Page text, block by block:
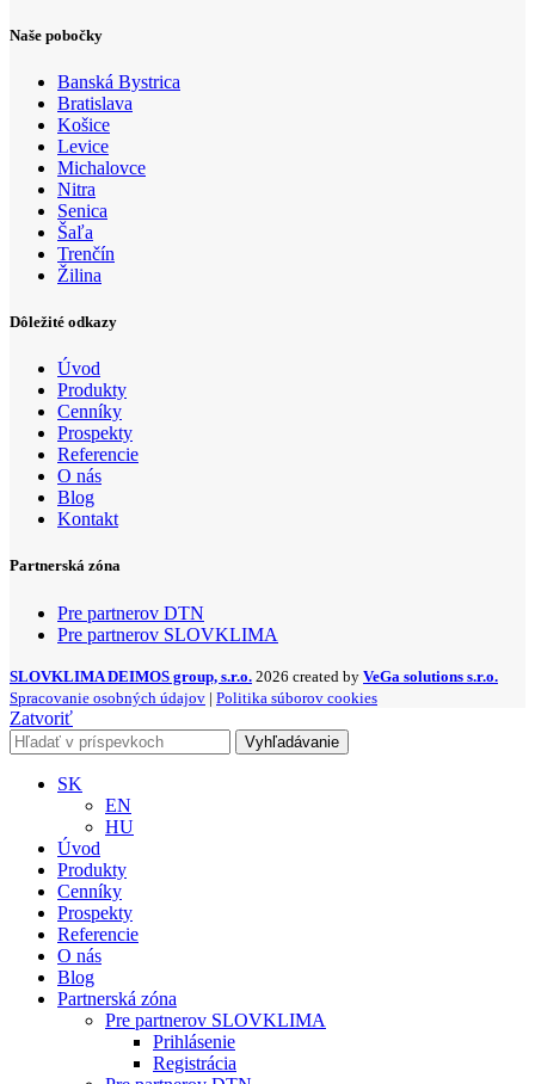
Naše pobočky
Banská Bystrica
Bratislava
Košice
Levice
Michalovce
Nitra
Senica
Šaľa
Trenčín
Žilina
Dôležité odkazy
Úvod
Produkty
Cenníky
Prospekty
Referencie
O nás
Blog
Kontakt
Partnerská zóna
Pre partnerov DTN
Pre partnerov SLOVKLIMA
SLOVKLIMA DEIMOS group, s.r.o. 2026 created by VeGa solutions s.r.o.
Spracovanie osobných údajov | Politika súborov cookies
Zatvoriť
Vyhľadávanie
SK
EN
HU
Úvod
Produkty
Cenníky
Prospekty
Referencie
O nás
Blog
Partnerská zóna
Pre partnerov SLOVKLIMA
Prihlásenie
Registrácia